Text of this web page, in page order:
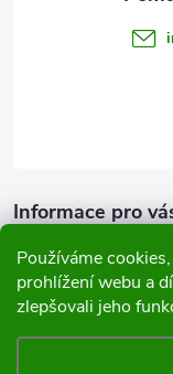
Používáme
prohlížení webu a
zlepšovali jeho
Informace pro
Přijímáme